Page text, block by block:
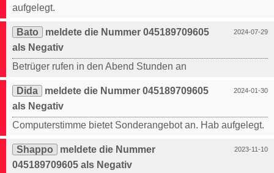
aufgelegt.
2024-07-29
Bato
meldete die Nummer 045189709605
als Negativ
Betrüger rufen in den Abend Stunden an
2024-01-30
Dida
meldete die Nummer 045189709605
als Negativ
Computerstimme bietet Sonderangebot an. Hab aufgelegt.
2023-11-10
Shappo
meldete die Nummer
045189709605 als Negativ